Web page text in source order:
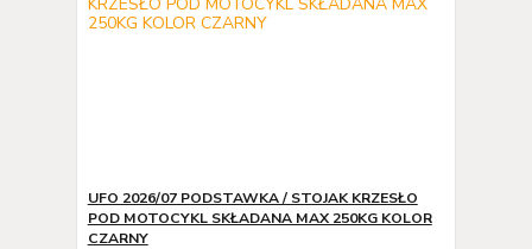
UFO 2026/07 PODSTAWKA / STOJAK KRZESŁO
POD MOTOCYKL SKŁADANA MAX 250KG KOLOR
CZARNY